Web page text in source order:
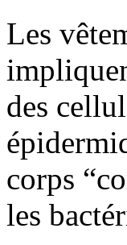
Les
des
corps
les